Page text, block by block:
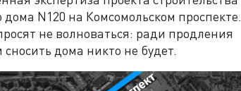
N120 на Комсомольском проспекте.
не волноваться: ради продления
дома никто не будет.